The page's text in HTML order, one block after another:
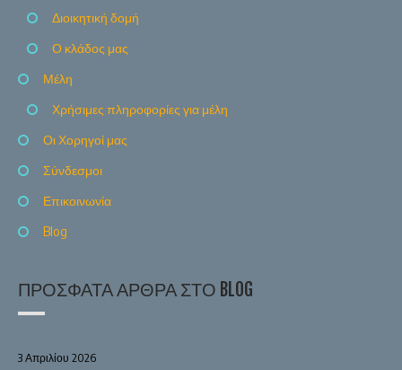
Διοικητική δομή
Ο κλάδος μας
Μέλη
Χρήσιμες πληροφορίες για μέλη
Οι Χορηγοί μας
Σύνδεσμοι
Επικοινωνία
Blog
ΠΡΌΣΦΑΤΑ ΆΡΘΡΑ ΣΤΟ BLOG
3 Απριλίου 2026